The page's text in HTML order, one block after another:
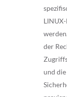
der
und